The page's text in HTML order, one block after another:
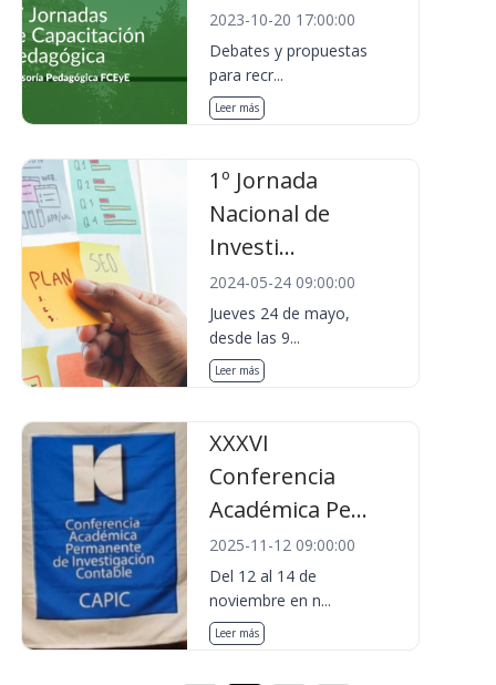
2023-10-20 17:00:00
Debates y propuestas
para recr...
Leer más
1º Jornada
Nacional de
Investi...
2024-05-24 09:00:00
Jueves 24 de mayo,
desde las 9...
Leer más
XXXVI
Conferencia
Académica Pe...
2025-11-12 09:00:00
Del 12 al 14 de
noviembre en n...
Leer más